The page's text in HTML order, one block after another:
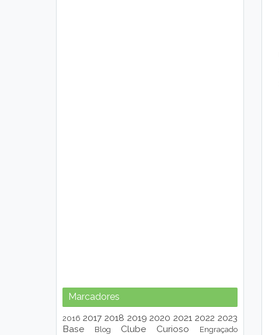
Marcadores
2016 2017 2018 2019 2020 2021 2022 2023
Base
Blog Clube Curioso
Engraçado